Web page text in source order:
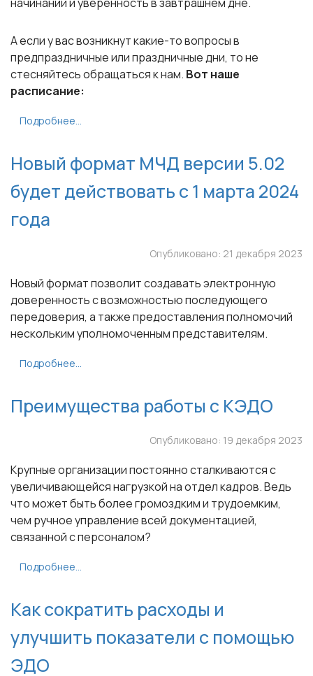
А если у вас возникнут какие-то вопросы в
предпраздничные или праздничные дни, то не
стесняйтесь обращаться к нам. Вот наше
расписание:
Подробнее...
Новый формат МЧД версии 5.02
будет действовать с 1 марта 2024
года
Опубликовано: 21 декабря 2023
Новый формат позволит создавать электронную
доверенность с возможностью последующего
передоверия, а также предоставления полномочий
нескольким уполномоченным представителям.
Подробнее...
Преимущества работы с КЭДО
Опубликовано: 19 декабря 2023
Крупные организации постоянно сталкиваются с
увеличивающейся нагрузкой на отдел кадров. Ведь
что может быть более громоздким и трудоемким,
чем ручное управление всей документацией,
связанной с персоналом?
Подробнее...
Как сократить расходы и
улучшить показатели с помощью
ЭДО